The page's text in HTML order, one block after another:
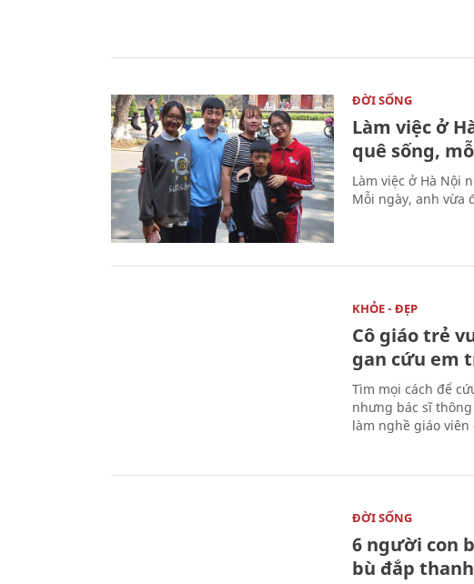
ĐỜI SỐNG
Làm việc ở
quê sống,
Làm việc ở Hà Nội
Mỗi ngày, anh vừa
KHỎE - ĐẸP
Cô giáo trẻ
gan cứu em
Tìm mọi cách để
nhưng bác sĩ
làm nghề giáo
ĐỜI SỐNG
6 người con
bù đắp